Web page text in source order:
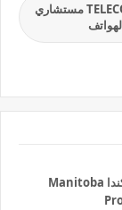
TELECONSEILLES مستشاري
التسجيل للهجرة للمناطق الريفية في كندا Manitoba